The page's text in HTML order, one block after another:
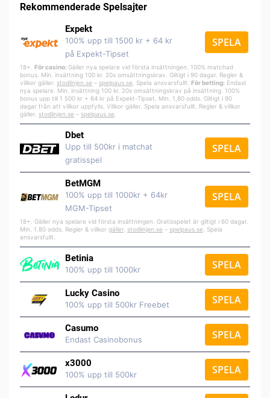
Rekommenderade Spelsajter
Expekt
100% upp till 1500 kr + 64 kr
på Expekt-Tipset
SPELA
18+. För casino: Gäller nya spelare vid första insättningen. 100% matchad
bonus. Min. insättning 100 kr. 20x omsättningskrav. Giltigt i 90 dagar. Regler &
villkor gäller. stodlinjen.se – spelpaus.se . Spela ansvarsfullt. För betting: Endast
nya spelare. Min. insättning 100 kr. 20x omsättningskrav på insättning. 100%
bonus upp till 1 500 kr + 64 kr på Expekt-Tipset. Min. 1,80 odds. Giltigt i 90
dagar från att villkor uppfylls. Villkor gäller. Spela ansvarsfullt. Regler & villkor
gäller. stodlinjen.se – spelpaus.se
Dbet
Upp till 500kr i matchat
gratisspel
SPELA
BetMGM
100% upp till 1000kr + 64kr
MGM-Tipset
SPELA
18+. Gäller nya spelare vid första insättningen. Gratisspelet är giltigt i 60 dagar.
Min. 1.80 odds. Regler & villkor gäller stodlinjen.se – spelpaus.se . Spela
ansvarsfullt.
Betinia
100% upp till 1000kr SPELA
Lucky Casino
100% upp till 500kr Freebet SPELA
Casumo
Endast Casinobonus SPELA
x3000
100% upp till 500kr SPELA